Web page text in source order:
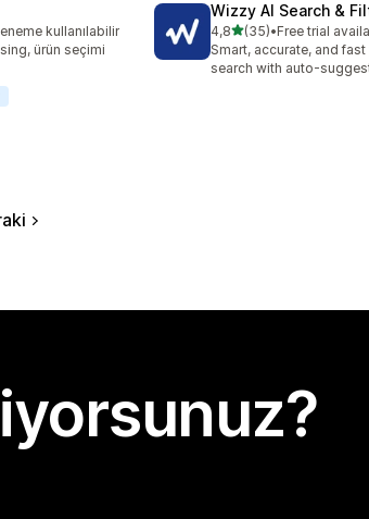
kullanılabilir
ürün seçimi
Wizzy AI Search &
4,85 yıldız üzerinden
(35)
toplam 35 değerlendirme
•Free trial
Smart, accurate, and
search with auto-